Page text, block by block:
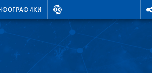
ВАЛУТНИ КУРСОВЕ